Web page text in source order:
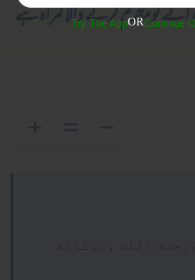
ورحمة الله وبركاته
Try The AppORContinue